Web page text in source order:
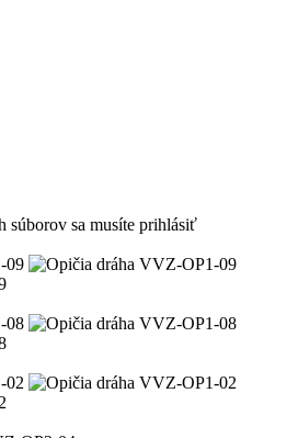
súborov sa musíte prihlásiť